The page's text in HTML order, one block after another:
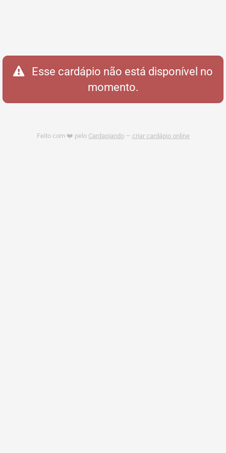
Esse cardápio não está disponível no
momento.
Feito com ❤️ pelo Cardapiando— criar cardápio online